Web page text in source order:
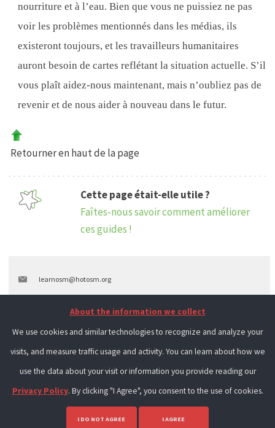
nourriture et à l’eau. Bien que vous ne puissiez ne pas
voir les problèmes mentionnés dans les médias, ils
existeront toujours, et les travailleurs humanitaires
auront besoin de cartes reflétant la situation actuelle. S’il
vous plaît aidez-nous maintenant, mais n’oubliez pas de
revenir et de nous aider à nouveau dans le futur.
Retourner en haut de la page
Cette page était-elle utile ?
Faîtes-nous savoir comment améliorer
ces guides !
learnosm@hotosm.org
OfficialHOT OSMlearning materials
About the information we collect
We use cookies and similar technologies to recognize and analyze your
visits, and measure traffic usage and activity. You can learn about how we
use the data about your visit or information you provide reading our
Privacy Policy. By clicking "I Agree", you consent to the use of cookies.
I DO NOT AGREE I AGREE